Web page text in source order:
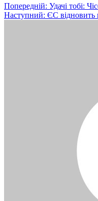
Навігація
записів
Попередній: Удачі тобі:
Наступний: ЄС відновить